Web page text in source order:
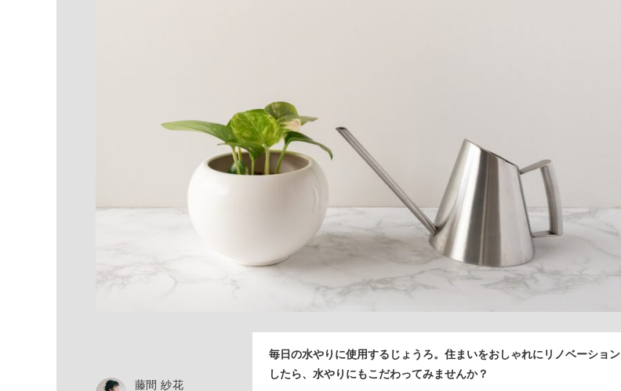
藤間 紗花
毎日の水やりに使用するじょうろ。住まいをおしゃれにリノベーション
したら、水やりにもこだわってみませんか？